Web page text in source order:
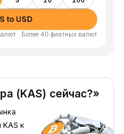
to USD
· Более 40 фиатных валют
(KAS) сейчас?»
KAS к